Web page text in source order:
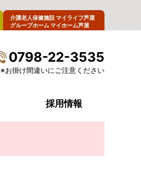
介護老人保健施設 マイライフ芦屋
グループホーム マイホーム芦屋
0798-22-3535
※お掛け間違いにご注意ください
採用情報